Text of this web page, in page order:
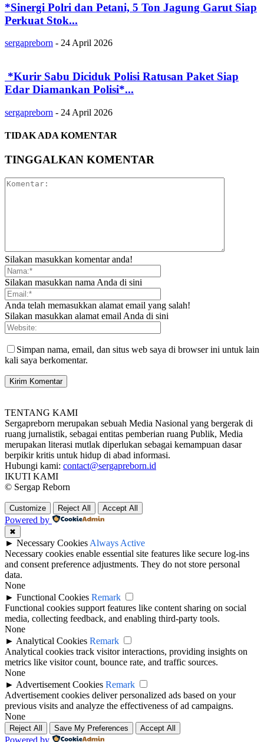
‎*Sinergi Polri dan Petani, 5 Ton Jagung Garut Siap
Perkuat Stok...
sergapreborn - 24 April 2026
‎ ‎*Kurir Sabu Diciduk Polisi Ratusan Paket Siap
Edar Diamankan Polisi*...
sergapreborn - 24 April 2026
TIDAK ADA KOMENTAR
TINGGALKAN KOMENTAR
Silakan masukkan komentar anda!
Silakan masukkan nama Anda di sini
Anda telah memasukkan alamat email yang salah!
Silakan masukkan alamat email Anda di sini
Simpan nama, email, dan situs web saya di browser ini untuk lain
kali saya berkomentar.
TENTANG KAMI
Sergapreborn merupakan sebuah Media Nasional yang bergerak di
ruang jurnalistik, sebagai entitas pemberian ruang Publik, Media
merupakan literasi mutlak diperlukan sebagai kemampuan dasar
berpikir kritis untuk hidup di abad informasi.
Hubungi kami: contact@sergapreborn.id
IKUTI KAMI
© Sergap Reborn
Customize Reject All Accept All
Powered by
✖
► Necessary Cookies Always Active
Necessary cookies enable essential site features like secure log-ins
and consent preference adjustments. They do not store personal
data.
None
► Functional Cookies Remark
Functional cookies support features like content sharing on social
media, collecting feedback, and enabling third-party tools.
None
► Analytical Cookies Remark
Analytical cookies track visitor interactions, providing insights on
metrics like visitor count, bounce rate, and traffic sources.
None
► Advertisement Cookies Remark
Advertisement cookies deliver personalized ads based on your
previous visits and analyze the effectiveness of ad campaigns.
None
Reject All Save My Preferences Accept All
Powered by